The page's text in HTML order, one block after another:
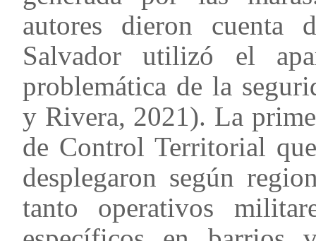
autores dieron cuenta
Salvador utilizó el
problemática de la
y Rivera, 2021). La
de Control Territorial
desplegaron según
tanto operativos